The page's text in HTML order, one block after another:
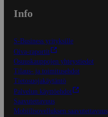
Info
S-Business yrityksille
Oiva-raportit
Osuuskauppojen yhteystiedot
Tilaus- ja toimitusehdot
Tietosuojakäytäntö
Palvelun käyttöehdot
Saavutettavuus
Mobiilisovelluksen saavutettavuus